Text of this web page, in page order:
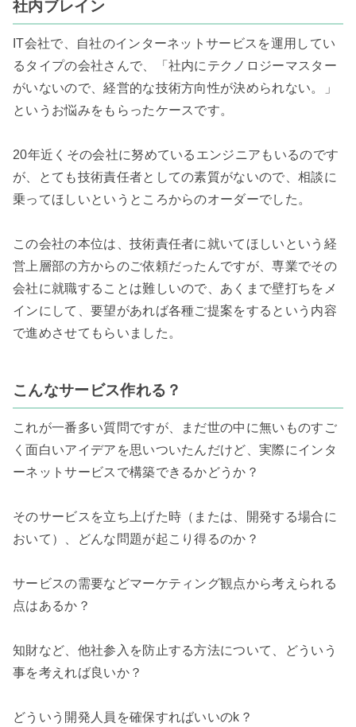
社内ブレイン
IT会社で、自社のインターネットサービスを運用してい
るタイプの会社さんで、「社内にテクノロジーマスター
がいないので、経営的な技術方向性が決められない。」
というお悩みをもらったケースです。
20年近くその会社に努めているエンジニアもいるのです
が、とても技術責任者としての素質がないので、相談に
乗ってほしいというところからのオーダーでした。
この会社の本位は、技術責任者に就いてほしいという経
営上層部の方からのご依頼だったんですが、専業でその
会社に就職することは難しいので、あくまで壁打ちをメ
インにして、要望があれば各種ご提案をするという内容
で進めさせてもらいました。
こんなサービス作れる？
これが一番多い質問ですが、まだ世の中に無いものすご
く面白いアイデアを思いついたんだけど、実際にインタ
ーネットサービスで構築できるかどうか？
そのサービスを立ち上げた時（または、開発する場合に
おいて）、どんな問題が起こり得るのか？
サービスの需要などマーケティング観点から考えられる
点はあるか？
知財など、他社参入を防止する方法について、どういう
事を考えれば良いか？
どういう開発人員を確保すればいいのk？